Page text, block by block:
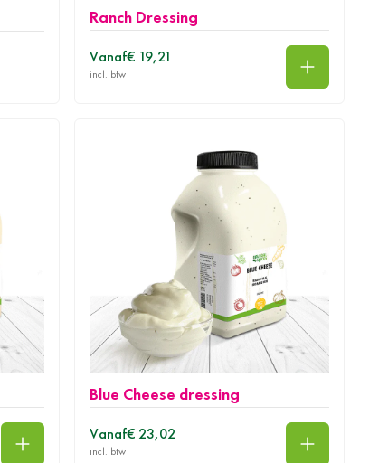
Ranch Dressing
Vanaf€ 19,21
In
In winkelwagen
Blue Cheese dressing
Vanaf€ 23,02
In